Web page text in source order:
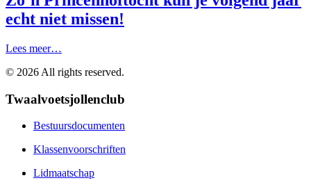
echt niet missen!
Lees meer…
© 2026 All rights reserved.
Twaalvoetsjollenclub
Bestuursdocumenten
Klassenvoorschriften
Lidmaatschap